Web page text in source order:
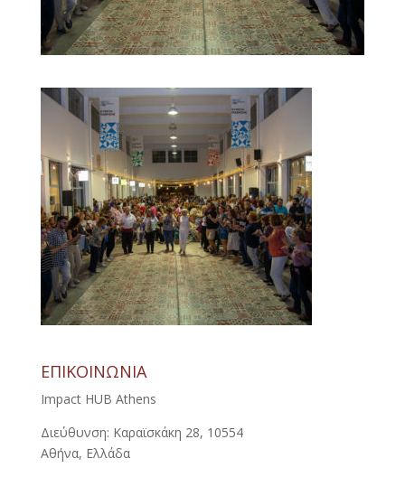
ΕΠΙΚΟΙΝΩΝΙΑ
Impact HUB Athens
Διεύθυνση: Καραϊσκάκη 28, 10554
Αθήνα, Ελλάδα